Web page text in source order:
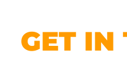
GET IN